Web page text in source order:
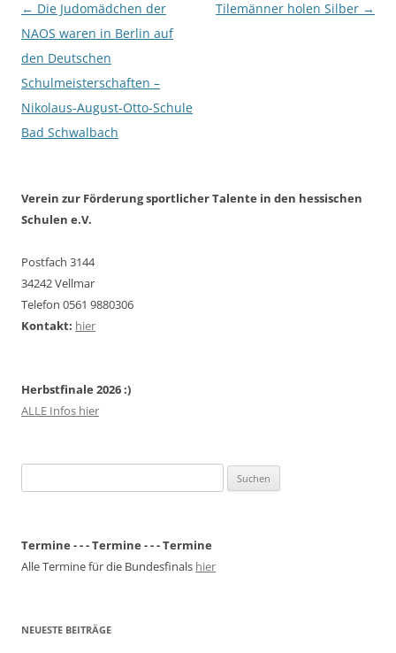
Beitragsnavigation
← Die Judomädchen der
NAOS waren in Berlin auf
den Deutschen
Schulmeisterschaften –
Nikolaus-August-Otto-Schule
Bad Schwalbach
Tilemänner holen Silber →
Verein zur Förderung sportlicher Talente in den hessischen
Schulen e.V.
Postfach 3144
34242 Vellmar
Telefon 0561 9880306
Kontakt: hier
Herbstfinale 2026 :)
ALLE Infos hier
nach:
Termine - - - Termine - - - Termine
Alle Termine für die Bundesfinals hier
NEUESTE BEITRÄGE